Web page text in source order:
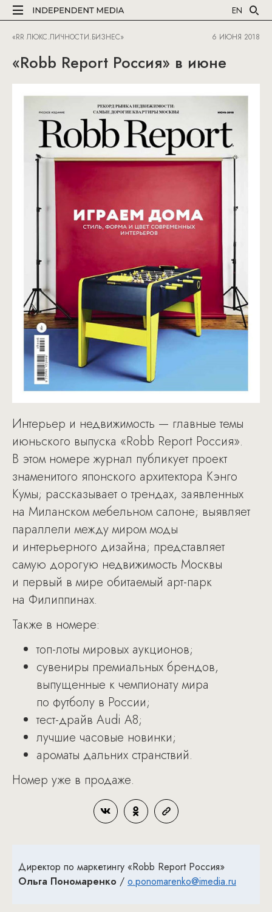
EN
«RR ЛЮКС.ЛИЧНОСТИ.БИЗНЕС» 6 ИЮНЯ 2018
«Robb Report Россия» в июне
Интерьер и недвижимость — главные темы
июньского выпуска «Robb Report Россия».
В этом номере журнал публикует проект
знаменитого японского архитектора Кэнго
Кумы; рассказывает о трендах, заявленных
на Миланском мебельном салоне; выявляет
параллели между миром моды
и интерьерного дизайна; представляет
самую дорогую недвижимость Москвы
и первый в мире обитаемый арт-парк
на Филиппинах.
Также в номере:
топ-лоты мировых аукционов;
сувениры премиальных брендов,
выпущенные к чемпионату мира
по футболу в России;
тест-драйв Audi A8;
лучшие часовые новинки;
ароматы дальних странствий.
Номер уже в продаже.
Директор по маркетингу «Robb Report Россия»
Ольга Пономаренко / o.ponomarenko@imedia.ru